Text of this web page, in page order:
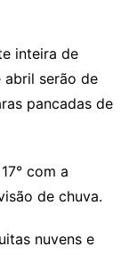
inteira de
abril serão de
pancadas de
com a
de chuva.
nuvens e